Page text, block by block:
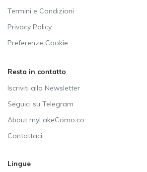
Termini e Condizioni
Privacy Policy
Preferenze Cookie
Resta in contatto
Iscriviti alla Newsletter
Seguici su Telegram
About myLakeComo.co
Contattaci
Lingue